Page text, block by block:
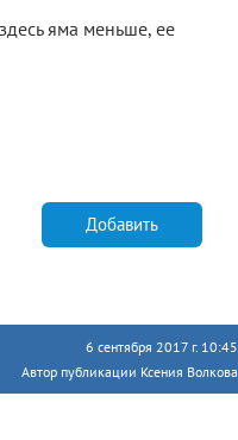
яма меньше, ее
Добавить
6 сентября 2017 г. 10:45
Автор публикации Ксения Волкова